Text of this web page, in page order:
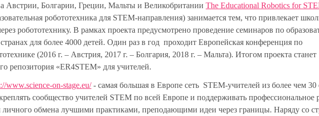
Австрии, Болгарии, Греции, Мальты и ВеликобританииThe Educational Robotics for
робототехника для STEM-направления) занимается тем, что привлекает
робототехнику. В рамках проекта предусмотрено проведение семинаров по
для более 4000 детей. Один раз в год проходит Европейская конференция по
(2016 г. – Австрия, 2017 г. – Болгария, 2018 г. – Мальта). Итогом проекта станет
репозитория «ER4STEM» для учителей.
www.science-on-stage.eu/- самая большая в Европе сеть STEM-учителей из более чем 30
сообщество учителей STEM по всей Европе и поддерживать профессиональное
личного обмена лучшими практиками, преподающими идеи через границы. Наряду со